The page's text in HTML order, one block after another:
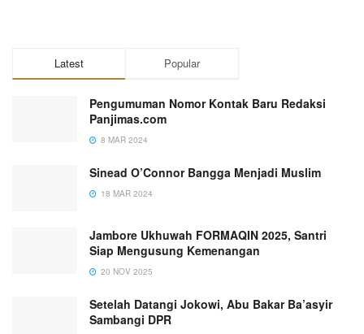
Latest Popular
Pengumuman Nomor Kontak Baru Redaksi
Panjimas.com
8 MAR 2024
Sinead O’Connor Bangga Menjadi Muslim
18 MAR 2024
Jambore Ukhuwah FORMAQIN 2025, Santri
Siap Mengusung Kemenangan
20 NOV 2025
Setelah Datangi Jokowi, Abu Bakar Ba’asyir
Sambangi DPR